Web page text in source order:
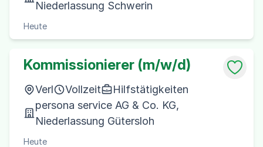
Niederlassung Schwerin
Heute
Kommissionierer (m/w/d)
Verl Vollzeit
Hilfstätigkeiten
persona service AG & Co. KG,
Niederlassung Gütersloh
Heute